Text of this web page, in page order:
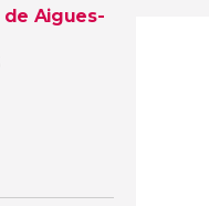
de Aigues-